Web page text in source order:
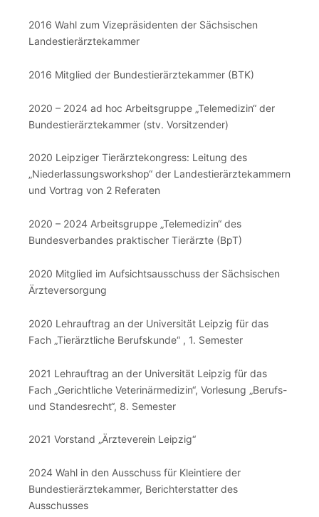
2016 Wahl zum Vizepräsidenten der Sächsischen
Landestierärztekammer
2016 Mitglied der Bundestierärztekammer (BTK)
2020 – 2024 ad hoc Arbeitsgruppe „Telemedizin“ der
Bundestierärztekammer (stv. Vorsitzender)
2020 Leipziger Tierärztekongress: Leitung des
„Niederlassungsworkshop“ der Landestierärztekammern
und Vortrag von 2 Referaten
2020 – 2024 Arbeitsgruppe „Telemedizin“ des
Bundesverbandes praktischer Tierärzte (BpT)
2020 Mitglied im Aufsichtsausschuss der Sächsischen
Ärzteversorgung
2020 Lehrauftrag an der Universität Leipzig für das
Fach „Tierärztliche Berufskunde“ , 1. Semester
2021 Lehrauftrag an der Universität Leipzig für das
Fach „Gerichtliche Veterinärmedizin“, Vorlesung „Berufs-
und Standesrecht“, 8. Semester
2021 Vorstand „Ärzteverein Leipzig“
2024 Wahl in den Ausschuss für Kleintiere der
Bundestierärztekammer, Berichterstatter des
Ausschusses